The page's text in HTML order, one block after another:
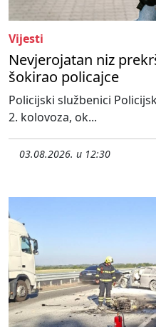
Vijesti
Nevjerojatan niz
šokirao policajce
Policijski službenici
2. kolovoza, ok...
03.08.2026. u 12:30